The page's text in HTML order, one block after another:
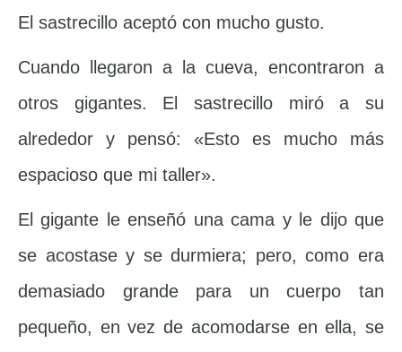
El sastrecillo aceptó con mucho gusto.
Cuando llegaron a la cueva, encontraron a
otros gigantes. El sastrecillo miró a su
alrededor y pensó: «Esto es mucho más
espacioso que mi taller».
El gigante le enseñó una cama y le dijo que
se acostase y se durmiera; pero, como era
demasiado grande para un cuerpo tan
pequeño, en vez de acomodarse en ella, se